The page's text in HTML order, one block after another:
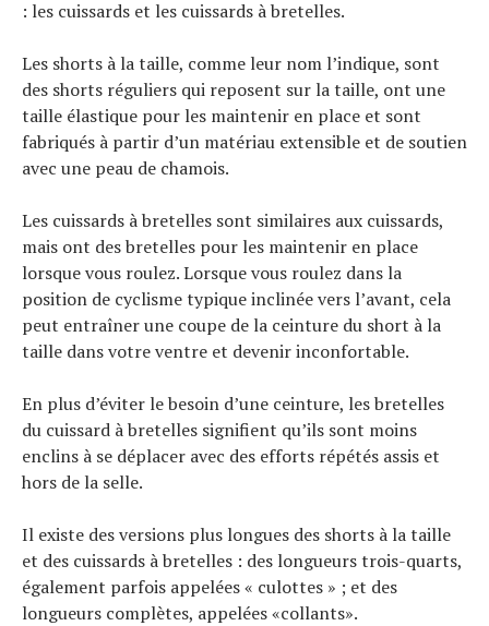
: les cuissards et les cuissards à bretelles.
Les shorts à la taille, comme leur nom l’indique, sont
des shorts réguliers qui reposent sur la taille, ont une
taille élastique pour les maintenir en place et sont
fabriqués à partir d’un matériau extensible et de soutien
avec une peau de chamois.
Les cuissards à bretelles sont similaires aux cuissards,
mais ont des bretelles pour les maintenir en place
lorsque vous roulez. Lorsque vous roulez dans la
position de cyclisme typique inclinée vers l’avant, cela
peut entraîner une coupe de la ceinture du short à la
taille dans votre ventre et devenir inconfortable.
En plus d’éviter le besoin d’une ceinture, les bretelles
du cuissard à bretelles signifient qu’ils sont moins
enclins à se déplacer avec des efforts répétés assis et
hors de la selle.
Il existe des versions plus longues des shorts à la taille
et des cuissards à bretelles : des longueurs trois-quarts,
également parfois appelées « culottes » ; et des
longueurs complètes, appelées «collants».